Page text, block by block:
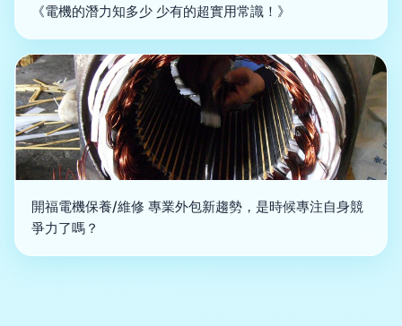
《電機的潛力知多少 少有的超實用常識！》
開福電機保養/維修 專業外包新趨勢，是時候專注自身競
爭力了嗎？